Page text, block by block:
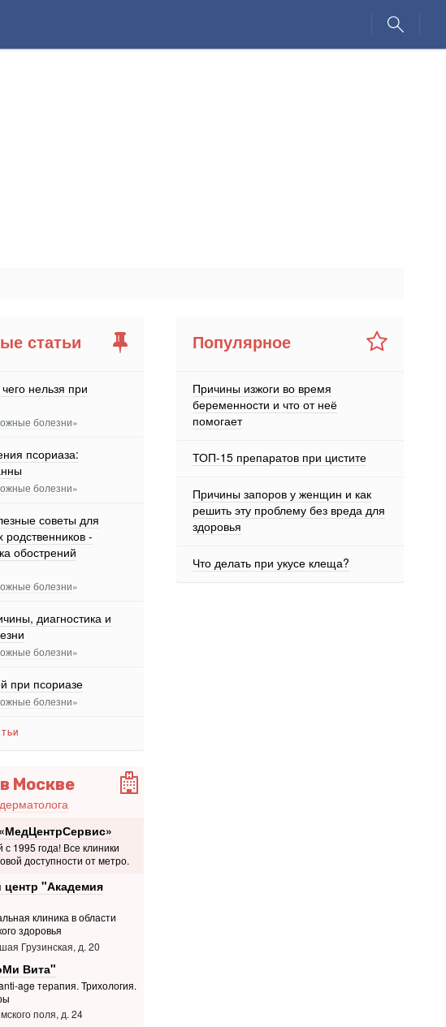
статьи
нельзя при
болезни»
псориаза:
болезни»
советы для
-
обострений
болезни»
диагностика и
болезни»
при псориазе
болезни»
Москве
1995 года! Все клиники
доступности от метро.
"Академия
клиника в области
здоровья
Грузинская, д. 20
Вита"
age терапия. Трихология.
поля, д. 24
Популярное
Причины изжоги во время
беременности и что от неё
помогает
ТОП-15 препаратов при цистите
Причины запоров у женщин и как
решить эту проблему без вреда для
здоровья
Что делать при укусе клеща?